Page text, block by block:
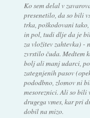
Ko sem delal v
presenetilo, da so bili
trka, poškodovani
in pol, tudi dlje da je
za vložitev zahtevka) -
zvrstilo čuda. Medtem
bolj ali manj udarci,
zategnjenih pasov
pododbno, zlomov ni
mesoreznici. Ali so
drugega vmes, kar pri
dobil na mizo.